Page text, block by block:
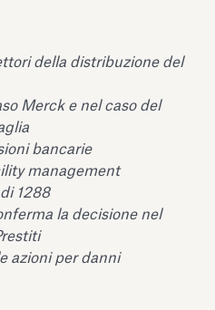
la
Albani
EcoVadis
della distribuzione del
Merck e nel caso del
bancarie
management
1288
la decisione nel
azioni per danni